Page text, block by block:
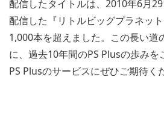
配信したタイトルは、2010年6月
配信した『リトルビッグプラネッ
1,000本を超えました。この長い道
に、過去10年間のPS Plusの歩みを
PS Plusのサービスにぜひご期待く